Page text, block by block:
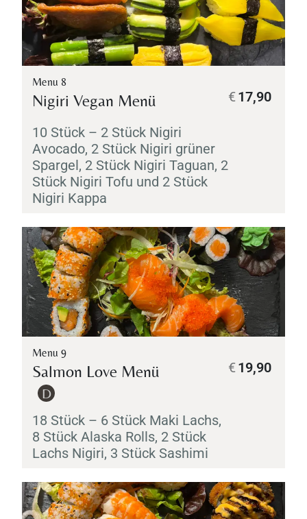
Menu 8
Nigiri Vegan Menü
10 Stück – 2 Stück Nigiri
Avocado, 2 Stück Nigiri grüner
Spargel, 2 Stück Nigiri Taguan, 2
Stück Nigiri Tofu und 2 Stück
Nigiri Kappa
17,90
€
Menu 9
Salmon Love Menü
D
18 Stück – 6 Stück Maki Lachs,
8 Stück Alaska Rolls, 2 Stück
Lachs Nigiri, 3 Stück Sashimi
19,90
€